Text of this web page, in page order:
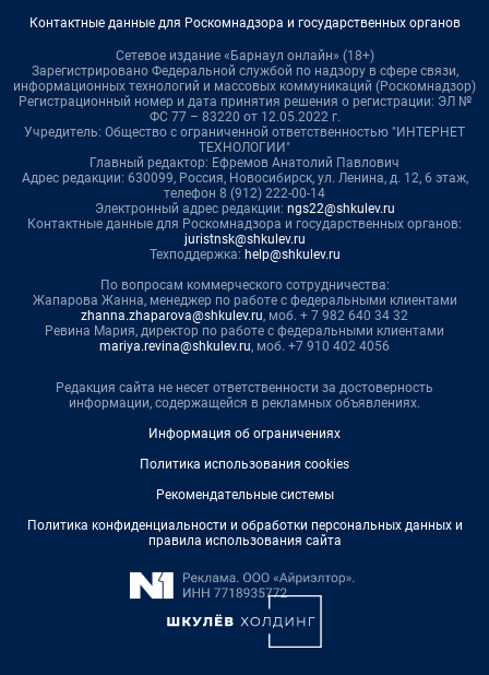
Контактные данные для Роскомнадзора и государственных органов
Сетевое издание «Барнаул онлайн» (18+)
Зарегистрировано Федеральной службой по надзору в сфере связи,
информационных технологий и массовых коммуникаций (Роскомнадзор)
Регистрационный номер и дата принятия решения о регистрации: ЭЛ №
ФС 77 – 83220 от 12.05.2022 г.
Учредитель: Общество с ограниченной ответственностью "ИНТЕРНЕТ
ТЕХНОЛОГИИ"
Главный редактор: Ефремов Анатолий Павлович
Адрес редакции: 630099, Россия, Новосибирск, ул. Ленина, д. 12, 6 этаж,
телефон 8 (912) 222-00-14
Электронный адрес редакции: ngs22@shkulev.ru
Контактные данные для Роскомнадзора и государственных органов:
juristnsk@shkulev.ru
Техподдержка: help@shkulev.ru
По вопросам коммерческого сотрудничества:
Жапарова Жанна, менеджер по работе с федеральными клиентами
zhanna.zhaparova@shkulev.ru, моб. + 7 982 640 34 32
Ревина Мария, директор по работе с федеральными клиентами
mariya.revina@shkulev.ru, моб. +7 910 402 4056
Редакция сайта не несет ответственности за достоверность
информации, содержащейся в рекламных объявлениях.
Информация об ограничениях
Политика использования cookies
Рекомендательные системы
Политика конфиденциальности и обработки персональных данных и
правила использования сайта